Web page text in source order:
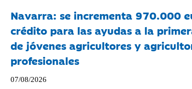
Navarra: se incrementa 970.000
crédito para las ayudas a la
de jóvenes agricultores y
profesionales
07/08/2026